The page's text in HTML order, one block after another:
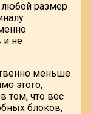
любой размер
и не
меньше
этого,
том, что вес
блоков,